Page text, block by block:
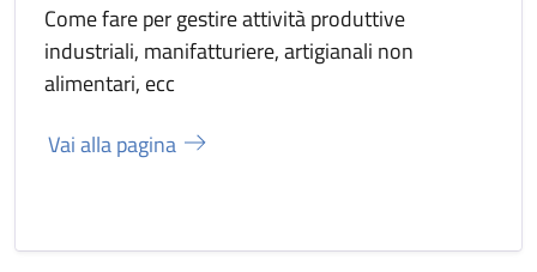
Come fare per gestire attività produttive
industriali, manifatturiere, artigianali non
alimentari, ecc
Vai alla pagina